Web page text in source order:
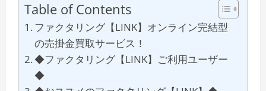
Table of Contents
ファクタリング【LINK】オンライン完結型
の売掛金買取サービス！
◆ファクタリング【LINK】ご利用ユーザー
◆